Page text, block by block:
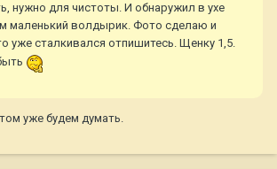
нужно для чистоты. И обнаружил в ухе
маленький волдырик. Фото сделаю и
уже сталкивался отпишитесь. Щенку 1,5.
уже будем думать.